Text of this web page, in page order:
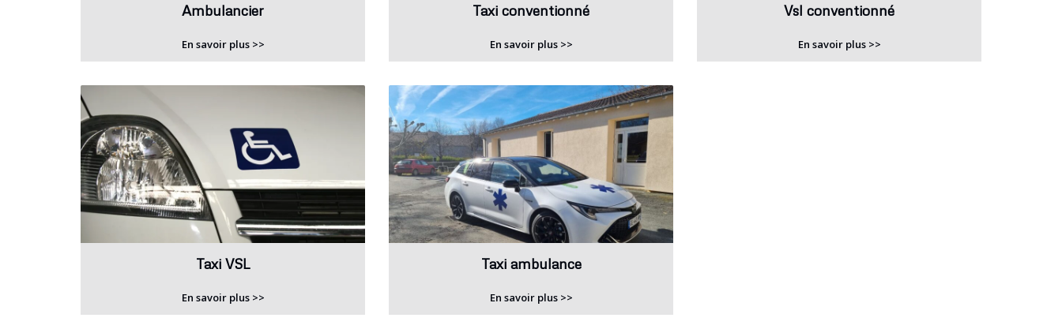
Ambulancier
En savoir plus >>
Taxi conventionné
En savoir plus >>
Vsl conventionné
En savoir plus >>
Taxi VSL
En savoir plus >>
Taxi ambulance
En savoir plus >>